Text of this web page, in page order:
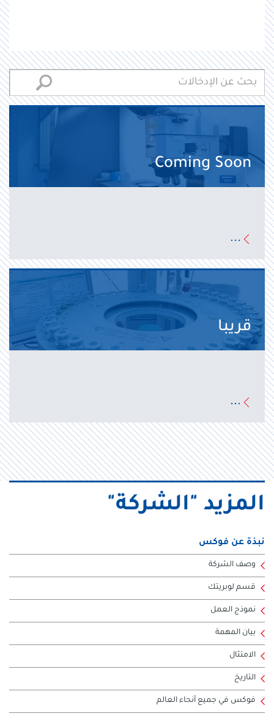
Coming Soon
...
قريبا
...
المزيد "الشركة"
نبذة عن فوكس
وصف الشركة
قسم لوبريتك
نموذج العمل
بيان المهمة
الامتثال
التاريخ
فوكس في جميع أنحاء العالم